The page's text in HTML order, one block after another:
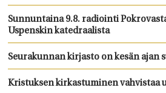
Sunnuntaina 9.8. radiointi
Uspenskin katedraalista
Seurakunnan kirjasto on kesän ajan
Kristuksen kirkastuminen vahvistaa